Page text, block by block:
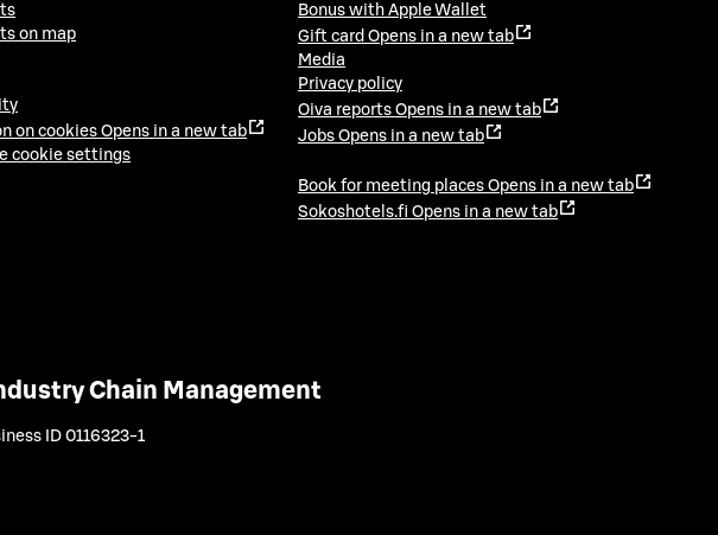
on map
on cookies Opens in a new tab
cookie settings
Bonus with Apple Wallet
Gift card Opens in a new tab
Media
Privacy policy
Oiva reports Opens in a new tab
Jobs Opens in a new tab
Book for meeting places Opens in a new tab
Sokoshotels.fi Opens in a new tab
Chain Management
ID 0116323-1